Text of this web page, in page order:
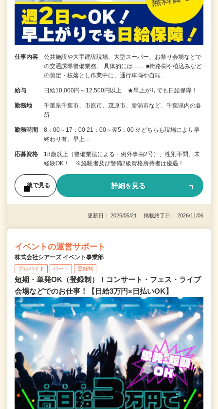
仕事内容
公共施設や大手建設現場、大型スーパー、お祭り会場などで
の交通誘導警備業務。 具体的には…… ■街路樹や植込みなど
の剪定・枝落とし作業中に、通行車両や自転…
給与 日給10,000円～12,500円以上 ★早上がりでも日給保障！
勤務地
千葉県千葉市、市原市、茂原市、勝浦市など、千葉県内の各
所
勤務時間
8：00～17：00 21：00～翌5：00 ※どちらも現場により早
終わり有。早上…
応募資格
18歳以上（警備業法による・例外事由2号）、性別不問、未
経験OK！ ※経験者及び警備2級資格所持者は優遇！
後で見る 詳細を見る
更新日： 2026/05/21 掲載終了日： 2026/11/06
イベントの運営サポート
株式会社シアーズ イベント事業部
アルバイト パート 登録制
短期・単発OK（登録制）！コンサート・フェス・ライブ
会場などでのお仕事！【日給3万円×日払いOK】